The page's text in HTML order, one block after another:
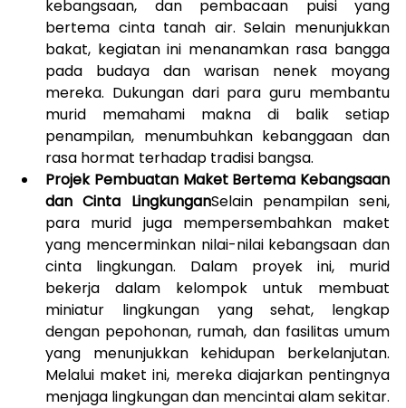
kebangsaan, dan pembacaan puisi yang
bertema cinta tanah air. Selain menunjukkan
bakat, kegiatan ini menanamkan rasa bangga
pada budaya dan warisan nenek moyang
mereka. Dukungan dari para guru membantu
murid memahami makna di balik setiap
penampilan, menumbuhkan kebanggaan dan
rasa hormat terhadap tradisi bangsa.
Projek Pembuatan Maket Bertema Kebangsaan
dan Cinta LingkunganSelain penampilan seni,
para murid juga mempersembahkan maket
yang mencerminkan nilai-nilai kebangsaan dan
cinta lingkungan. Dalam proyek ini, murid
bekerja dalam kelompok untuk membuat
miniatur lingkungan yang sehat, lengkap
dengan pepohonan, rumah, dan fasilitas umum
yang menunjukkan kehidupan berkelanjutan.
Melalui maket ini, mereka diajarkan pentingnya
menjaga lingkungan dan mencintai alam sekitar.